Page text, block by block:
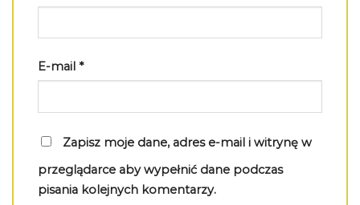
E-mail *
Zapisz moje dane, adres e-mail i witrynę w
przeglądarce aby wypełnić dane podczas
pisania kolejnych komentarzy.